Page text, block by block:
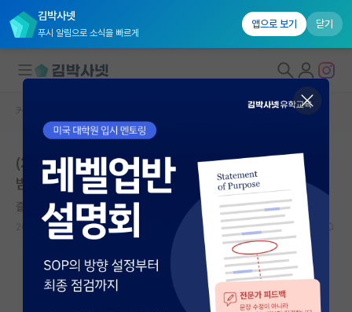
김박사넷
푸시 알림으로 소식을 빠르게
앱으로 보기 닫기
대학원생 모집
국내대학원 정보
연구실&오픈랩
커뮤니티
커뮤니티 홈
전체글보기
커뮤니티 홈
(2탄) 정말 가고 싶었던 연구실.... 컨택 메일 거절 답변을
받았어요..
즐거운 앙투안 라부아지에
2024.08.21 9 8083